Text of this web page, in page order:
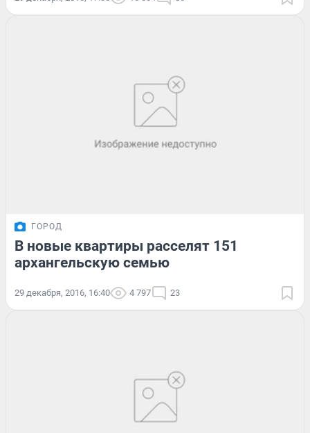
ГОРОД
В новые квартиры расселят 151
архангельскую семью
29 декабря, 2016, 16:40 4 797 23